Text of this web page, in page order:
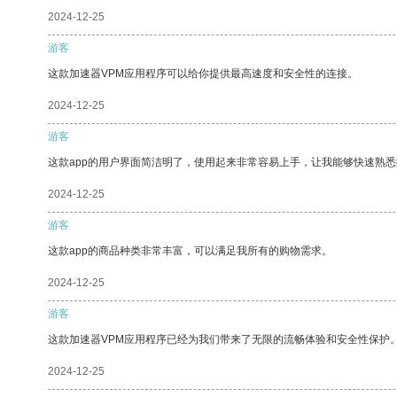
2024-12-25
游客
这款加速器VPM应用程序可以给你提供最高速度和安全性的连接。
2024-12-25
游客
这款app的用户界面简洁明了，使用起来非常容易上手，让我能够快速熟悉
2024-12-25
游客
这款app的商品种类非常丰富，可以满足我所有的购物需求。
2024-12-25
游客
这款加速器VPM应用程序已经为我们带来了无限的流畅体验和安全性保护。
2024-12-25